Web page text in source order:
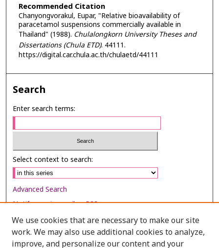
Recommended Citation
Chanyongvorakul, Eupar, "Relative bioavailability of
paracetamol suspensions commercially available in
Thailand" (1988). Chulalongkorn University Theses and
Dissertations (Chula ETD). 44111.
https://digital.car.chula.ac.th/chulaetd/44111
Search
Enter search terms:
Select context to search:
Advanced Search
Notify me via email orRSS
Browse
Collections
We use cookies that are necessary to make our site
work. We may also use additional cookies to analyze,
improve, and personalize our content and your